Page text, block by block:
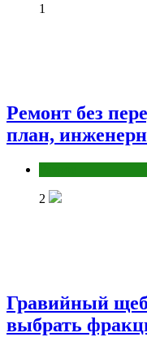
1
Ремонт без
план,
2
Гравийный
выбрать